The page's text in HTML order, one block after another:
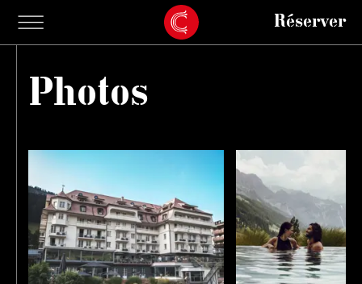
Réserver
Photos